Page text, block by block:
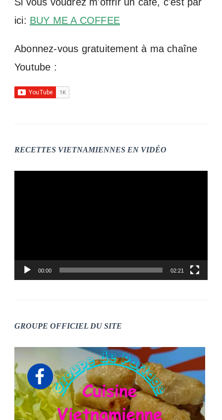
ici: BUY ME A COFFEE
Abonnez-vous gratuitement à ma chaîne
Youtube :
RECETTES VIETNAMIENNES EN VIDÉO
00:00 02:21
GROUPE OFFICIEL DU SITE